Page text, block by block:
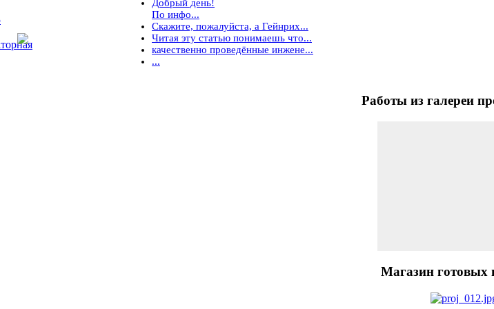
Добрый день!
По инфо...
Скажите, пожалуйста, а Гейнрих...
Читая эту статью понимаешь что...
качественно проведённые инжене...
...
Работы из галереи
Магазин готовых